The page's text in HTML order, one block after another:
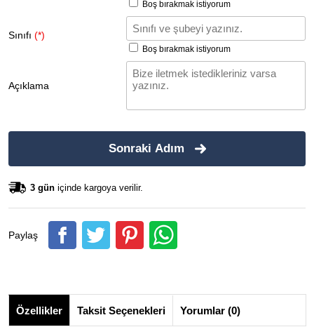
Boş bırakmak istiyorum
Sınıfı (*)
Boş bırakmak istiyorum
Açıklama
Sonraki Adım
3 gün içinde kargoya verilir.
Paylaş
Özellikler Taksit Seçenekleri Yorumlar (0)